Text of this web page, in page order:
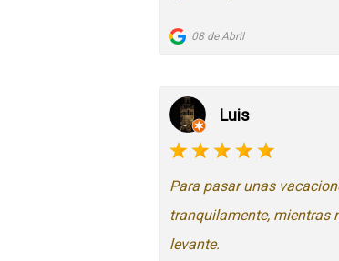
08 de Abril
Luis
Para pasar unas
tranquilamente, mientras
levante.